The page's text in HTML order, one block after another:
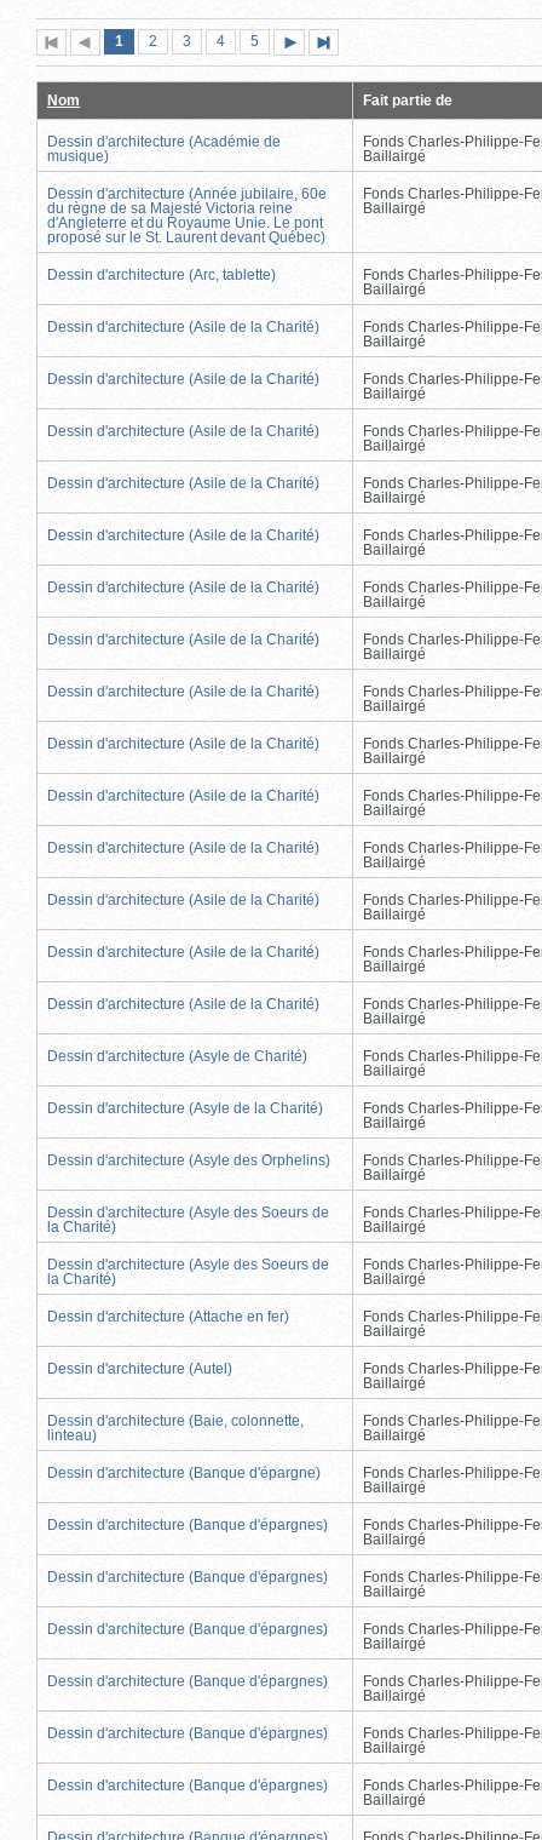
Première
page
Page
précédente
Page
1 (page
actuelle)
Page
2 Page
3 Page
4 Page
5
suivante
page
Nom Fait partie de
Dessin d'architecture (Académie de
musique)
Fonds Charles-Philippe-
Baillairgé
Dessin d'architecture (Année jubilaire, 60e
du règne de sa Majesté Victoria reine
d'Angleterre et du Royaume Unie. Le pont
proposé sur le St. Laurent devant Québec)
Fonds Charles-Philippe-
Baillairgé
Dessin d'architecture (Arc, tablette)
Fonds Charles-Philippe-
Baillairgé
Dessin d'architecture (Asile de la Charité)
Fonds Charles-Philippe-
Baillairgé
Dessin d'architecture (Asile de la Charité)
Fonds Charles-Philippe-
Baillairgé
Dessin d'architecture (Asile de la Charité)
Fonds Charles-Philippe-
Baillairgé
Dessin d'architecture (Asile de la Charité)
Fonds Charles-Philippe-
Baillairgé
Dessin d'architecture (Asile de la Charité)
Fonds Charles-Philippe-
Baillairgé
Dessin d'architecture (Asile de la Charité)
Fonds Charles-Philippe-
Baillairgé
Dessin d'architecture (Asile de la Charité)
Fonds Charles-Philippe-
Baillairgé
Dessin d'architecture (Asile de la Charité)
Fonds Charles-Philippe-
Baillairgé
Dessin d'architecture (Asile de la Charité)
Fonds Charles-Philippe-
Baillairgé
Dessin d'architecture (Asile de la Charité)
Fonds Charles-Philippe-
Baillairgé
Dessin d'architecture (Asile de la Charité)
Fonds Charles-Philippe-
Baillairgé
Dessin d'architecture (Asile de la Charité)
Fonds Charles-Philippe-
Baillairgé
Dessin d'architecture (Asile de la Charité)
Fonds Charles-Philippe-
Baillairgé
Dessin d'architecture (Asile de la Charité)
Fonds Charles-Philippe-
Baillairgé
Dessin d'architecture (Asyle de Charité)
Fonds Charles-Philippe-
Baillairgé
Dessin d'architecture (Asyle de la Charité)
Fonds Charles-Philippe-
Baillairgé
Dessin d'architecture (Asyle des Orphelins)
Fonds Charles-Philippe-
Baillairgé
Dessin d'architecture (Asyle des Soeurs de
la Charité)
Fonds Charles-Philippe-
Baillairgé
Dessin d'architecture (Asyle des Soeurs de
la Charité)
Fonds Charles-Philippe-
Baillairgé
Dessin d'architecture (Attache en fer)
Fonds Charles-Philippe-
Baillairgé
Dessin d'architecture (Autel)
Fonds Charles-Philippe-
Baillairgé
Dessin d'architecture (Baie, colonnette,
linteau)
Fonds Charles-Philippe-
Baillairgé
Dessin d'architecture (Banque d'épargne)
Fonds Charles-Philippe-
Baillairgé
Dessin d'architecture (Banque d'épargnes)
Fonds Charles-Philippe-
Baillairgé
Dessin d'architecture (Banque d'épargnes)
Fonds Charles-Philippe-
Baillairgé
Dessin d'architecture (Banque d'épargnes)
Fonds Charles-Philippe-
Baillairgé
Dessin d'architecture (Banque d'épargnes)
Fonds Charles-Philippe-
Baillairgé
Dessin d'architecture (Banque d'épargnes)
Fonds Charles-Philippe-
Baillairgé
Dessin d'architecture (Banque d'épargnes)
Fonds Charles-Philippe-
Baillairgé